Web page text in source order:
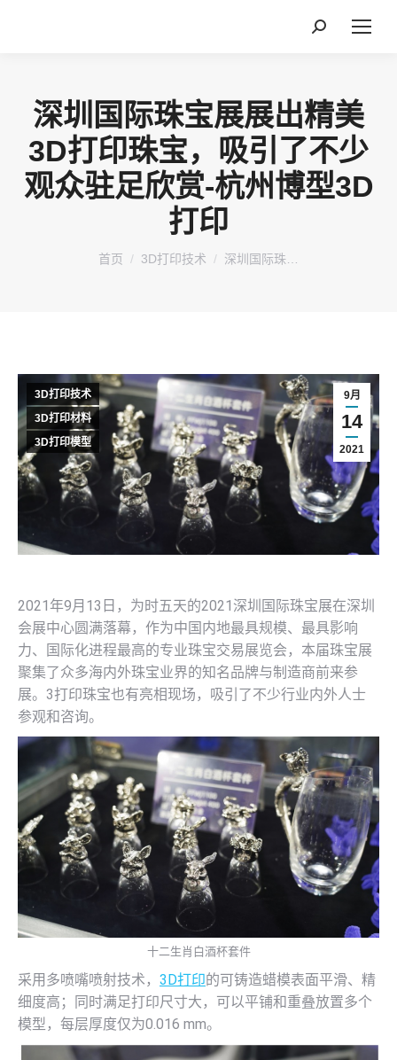
搜
深圳国际珠宝展展出精美
3D打印珠宝，吸引了不少
观众驻足欣赏-杭州博型3D
打印
您在这里：
首页 3D打印技术 深圳国际珠…
9月
14
2021
3D打印技术
3D打印材料
3D打印模型
2021年9月13日，为时五天的2021深圳国际珠宝展在深圳
会展中心圆满落幕，作为中国内地最具规模、最具影响
力、国际化进程最高的专业珠宝交易展览会，本届珠宝展
聚集了众多海内外珠宝业界的知名品牌与制造商前来参
展。3打印珠宝也有亮相现场，吸引了不少行业内外人士
参观和咨询。
十二生肖白酒杯套件
采用多喷嘴喷射技术， 3D打印的可铸造蜡模表面平滑、精
细度高；同时满足打印尺寸大，可以平铺和重叠放置多个
模型，每层厚度仅为0.016 mm。